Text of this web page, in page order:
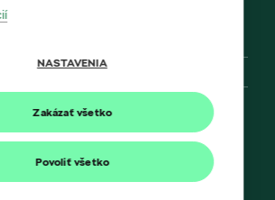
NASTAVENIA
Zakázať všetko
Povoliť všetko